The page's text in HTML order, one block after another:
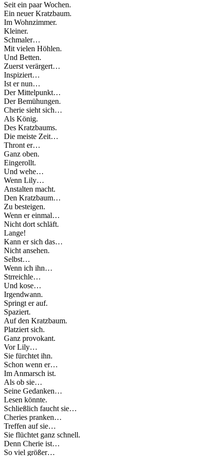
Seit ein paar Wochen.
Ein neuer Kratzbaum.
Im Wohnzimmer.
Kleiner.
Schmaler…
Mit vielen Höhlen.
Und Betten.
Zuerst verärgert…
Inspiziert…
Ist er nun…
Der Mittelpunkt…
Der Bemühungen.
Cherie sieht sich…
Als König.
Des Kratzbaums.
Die meiste Zeit…
Thront er…
Ganz oben.
Eingerollt.
Und wehe…
Wenn Lily…
Anstalten macht.
Den Kratzbaum…
Zu besteigen.
Wenn er einmal…
Nicht dort schläft.
Lange!
Kann er sich das…
Nicht ansehen.
Selbst…
Wenn ich ihn…
Strreichle…
Und kose…
Irgendwann.
Springt er auf.
Spaziert.
Auf den Kratzbaum.
Platziert sich.
Ganz provokant.
Vor Lily…
Sie fürchtet ihn.
Schon wenn er…
Im Anmarsch ist.
Als ob sie…
Seine Gedanken…
Lesen könnte.
Schließlich faucht sie…
Cheries pranken…
Treffen auf sie…
Sie flüchtet ganz schnell.
Denn Cherie ist…
So viel größer…